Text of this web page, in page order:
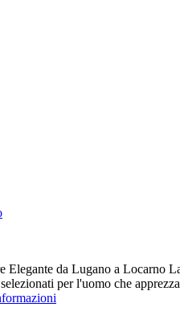
da Lugano a Locarno
per l'uomo che